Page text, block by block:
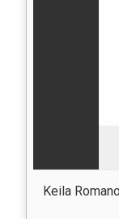
Keila